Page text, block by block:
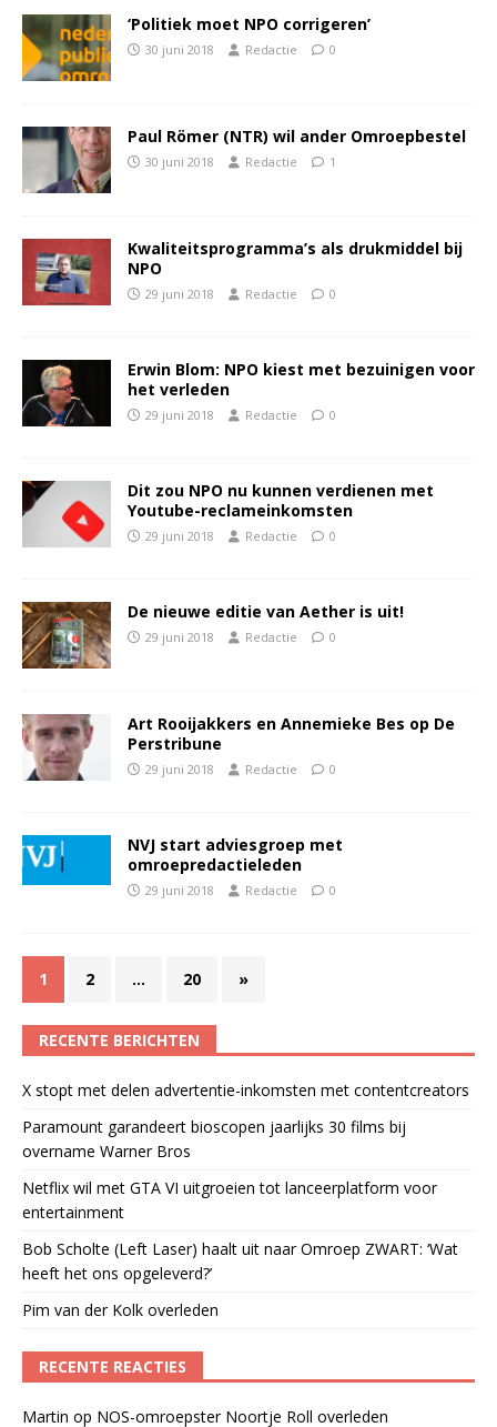
‘Politiek moet NPO corrigeren’
30 juni 2018 Redactie 0
Paul Römer (NTR) wil ander Omroepbestel
30 juni 2018 Redactie 1
Kwaliteitsprogramma’s als drukmiddel bij
NPO
29 juni 2018 Redactie 0
Erwin Blom: NPO kiest met bezuinigen voor
het verleden
29 juni 2018 Redactie 0
Dit zou NPO nu kunnen verdienen met
Youtube-reclameinkomsten
29 juni 2018 Redactie 0
De nieuwe editie van Aether is uit!
29 juni 2018 Redactie 0
Art Rooijakkers en Annemieke Bes op De
Perstribune
29 juni 2018 Redactie 0
NVJ start adviesgroep met
omroepredactieleden
29 juni 2018 Redactie 0
1 2 … 20 »
RECENTE BERICHTEN
X stopt met delen advertentie-inkomsten met contentcreators
Paramount garandeert bioscopen jaarlijks 30 films bij
overname Warner Bros
Netflix wil met GTA VI uitgroeien tot lanceerplatform voor
entertainment
Bob Scholte (Left Laser) haalt uit naar Omroep ZWART: ‘Wat
heeft het ons opgeleverd?’
Pim van der Kolk overleden
RECENTE REACTIES
Martin op NOS-omroepster Noortje Roll overleden